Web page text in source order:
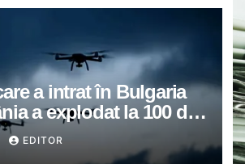
a intrat în Bulgaria
a explodat la 100 de
Nu a fost
radare
EDITOR